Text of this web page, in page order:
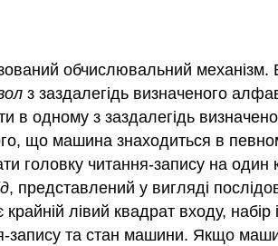
обчислювальний механізм.
з заздалегідь визначеного
в одному з заздалегідь
що машина знаходиться в
головку читання-запису на
, представлений у вигляді
лівий квадрат входу, набір
та стан машини. Якщо